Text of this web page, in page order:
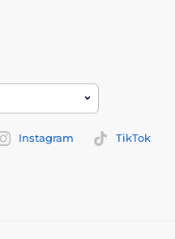
Instagram
TikTok